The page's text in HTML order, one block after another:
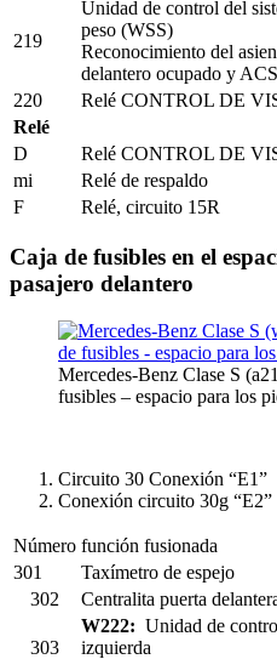
219
Unidad de control del
peso (WSS)
Reconocimiento del
delantero ocupado y
220 Relé CONTROL DE
Relé
D
Relé CONTROL DE
mi
Relé de respaldo
F
Relé, circuito 15R
Caja de fusibles en el
pasajero delantero
Mercedes-Benz Clase S
fusibles – espacio para los
Circuito 30 Conexión “E1”
Conexión circuito 30g “E2”
Número función fusionada
301
Taxímetro de espejo
302
Centralita puerta
303
W222: Unidad de
izquierda